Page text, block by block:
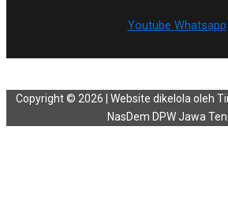
Youtube Whatsapp
Copyright © 2026 | Website dikelola oleh
NasDem DPW Jawa